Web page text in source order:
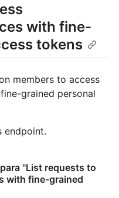
with fine-
tokens
members to access
grained personal
endpoint.
"List requests to
with fine-grained